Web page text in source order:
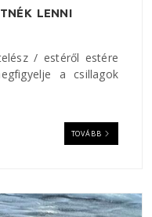
LENNI
/ estéről estére
a csillagok
TOVÁBB